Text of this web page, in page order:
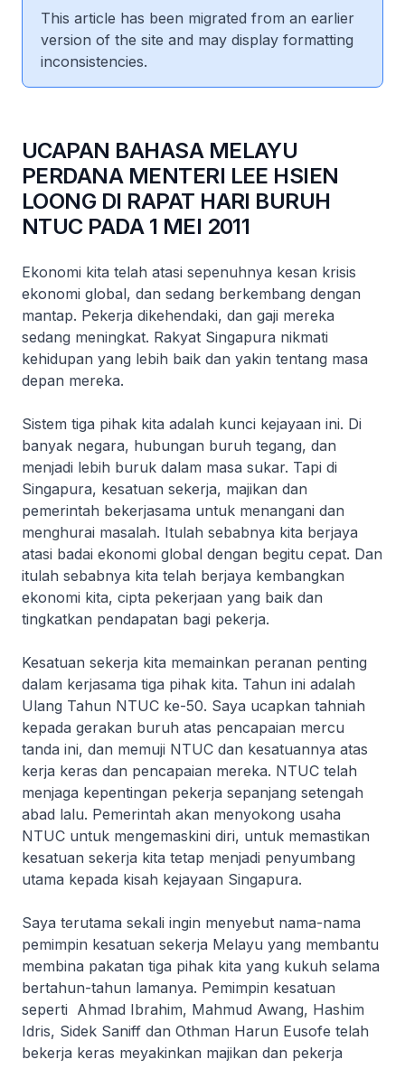
This article has been migrated from an earlier
version of the site and may display formatting
inconsistencies.
UCAPAN BAHASA MELAYU
PERDANA MENTERI LEE HSIEN
LOONG DI RAPAT HARI BURUH
NTUC PADA 1 MEI 2011
Ekonomi kita telah atasi sepenuhnya kesan krisis
ekonomi global, dan sedang berkembang dengan
mantap. Pekerja dikehendaki, dan gaji mereka
sedang meningkat. Rakyat Singapura nikmati
kehidupan yang lebih baik dan yakin tentang masa
depan mereka.
Sistem tiga pihak kita adalah kunci kejayaan ini. Di
banyak negara, hubungan buruh tegang, dan
menjadi lebih buruk dalam masa sukar. Tapi di
Singapura, kesatuan sekerja, majikan dan
pemerintah bekerjasama untuk menangani dan
menghurai masalah. Itulah sebabnya kita berjaya
atasi badai ekonomi global dengan begitu cepat. Dan
itulah sebabnya kita telah berjaya kembangkan
ekonomi kita, cipta pekerjaan yang baik dan
tingkatkan pendapatan bagi pekerja.
Kesatuan sekerja kita memainkan peranan penting
dalam kerjasama tiga pihak kita. Tahun ini adalah
Ulang Tahun NTUC ke-50. Saya ucapkan tahniah
kepada gerakan buruh atas pencapaian mercu
tanda ini, dan memuji NTUC dan kesatuannya atas
kerja keras dan pencapaian mereka. NTUC telah
menjaga kepentingan pekerja sepanjang setengah
abad lalu. Pemerintah akan menyokong usaha
NTUC untuk mengemaskini diri, untuk memastikan
kesatuan sekerja kita tetap menjadi penyumbang
utama kepada kisah kejayaan Singapura.
Saya terutama sekali ingin menyebut nama-nama
pemimpin kesatuan sekerja Melayu yang membantu
membina pakatan tiga pihak kita yang kukuh selama
bertahun-tahun lamanya. Pemimpin kesatuan
seperti Ahmad Ibrahim, Mahmud Awang, Hashim
Idris, Sidek Saniff dan Othman Harun Eusofe telah
bekerja keras meyakinkan majikan dan pekerja